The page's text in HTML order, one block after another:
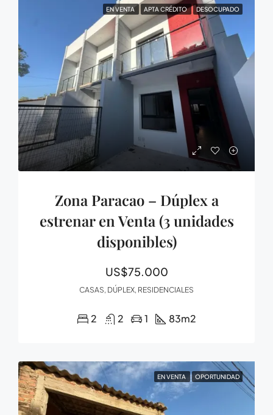
EN VENTA APTA CRÉDITO DESOCUPADO
Zona Paracao – Dúplex a
estrenar en Venta (3 unidades
disponibles)
US$75.000
CASAS, DÚPLEX, RESIDENCIALES
2 2 1 83m2
EN VENTA OPORTUNIDAD